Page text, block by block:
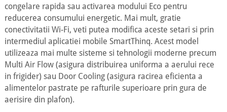
congelare rapida sau activarea modului Eco pentru
reducerea consumului energetic. Mai mult, gratie
conectivitatii Wi-Fi, veti putea modifica aceste setari si prin
intermediul aplicatiei mobile SmartThinq. Acest model
utilizeaza mai multe sisteme si tehnologii moderne precum
Multi Air Flow (asigura distribuirea uniforma a aerului rece
in frigider) sau Door Cooling (asigura racirea eficienta a
alimentelor pastrate pe rafturile superioare prin gura de
aerisire din plafon).